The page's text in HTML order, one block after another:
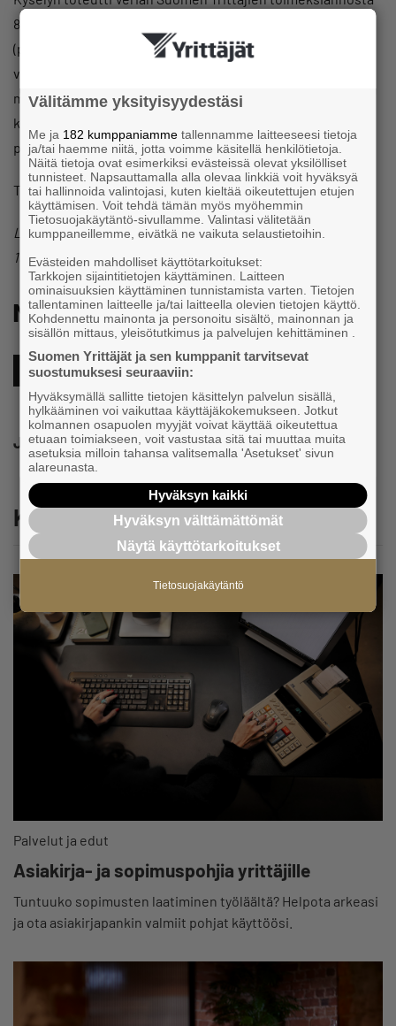
8.–18.5.2026. Vastaajia oli 1 098 työelämässä mukana olevaa
(palkansaajat, yrittäjät, työttömät). Vastaajat olivat 18–69-
vuotiaita suomalaisia. Aineisto edustaa työelämässä
mukana olevia suomalaisia. Tulosten luottamusväli
kokonaistuloksen osalta on 3,0 prosenttiyksikköä 50
prosentin tulostasolla.
Tutustu tuloksiintästä.
Lisätietoja: toimitusjohtaja Mikael Pentikäinen, 040 504
1944, mikael.pentikainen@yrittajat.fi, Suomen Yrittäjät
Muita kiinnostavia aiheita
Gallup
Jaa
Katso myös
Palvelut ja edut
Asiakirja- ja sopimuspohjia yrittäjille
Tuntuuko sopimusten laatiminen työläältä? Helpota arkeasi
ja ota asiakirjapankin valmiit pohjat käyttöösi.
Välitämme yksityisyydestäsi
Me ja 182 kumppaniamme tallennamme laitteeseesi tietoja
ja/tai haemme niitä, jotta voimme käsitellä henkilötietoja.
Näitä tietoja ovat esimerkiksi evästeissä olevat yksilölliset
tunnisteet. Napsauttamalla alla olevaa linkkiä voit hyväksyä
tai hallinnoida valintojasi, kuten kieltää oikeutettujen etujen
käyttämisen. Voit tehdä tämän myös myöhemmin
Tietosuojakäytäntö-sivullamme. Valintasi välitetään
kumppaneillemme, eivätkä ne vaikuta selaustietoihin.
Evästeiden mahdolliset käyttötarkoitukset:
Tarkkojen sijaintitietojen käyttäminen. Laitteen
ominaisuuksien käyttäminen tunnistamista varten. Tietojen
tallentaminen laitteelle ja/tai laitteella olevien tietojen käyttö.
Kohdennettu mainonta ja personoitu sisältö, mainonnan ja
sisällön mittaus, yleisötutkimus ja palvelujen kehittäminen .
Suomen Yrittäjät ja sen kumppanit tarvitsevat
suostumuksesi seuraaviin:
Hyväksymällä sallitte tietojen käsittelyn palvelun sisällä,
hylkääminen voi vaikuttaa käyttäjäkokemukseen. Jotkut
kolmannen osapuolen myyjät voivat käyttää oikeutettua
etuaan toimiakseen, voit vastustaa sitä tai muuttaa muita
asetuksia milloin tahansa valitsemalla 'Asetukset' sivun
alareunasta.
Hyväksyn kaikki
Hyväksyn välttämättömät
Näytä käyttötarkoitukset
Tietosuojakäytäntö